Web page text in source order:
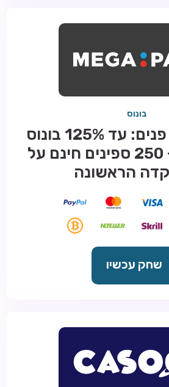
בונוס
בונוס קבלת פנים: עד 125% בונוס
עד €450 + 250 ספינים חינם על
הראשונה
שחק עכשיו